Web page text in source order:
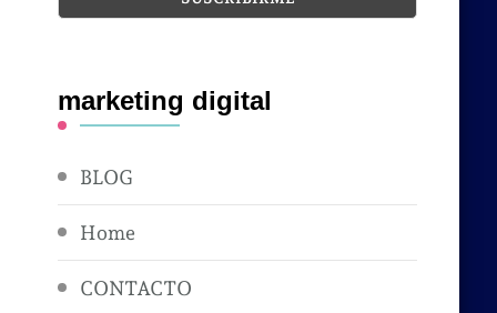
marketing digital
BLOG
Home
CONTACTO